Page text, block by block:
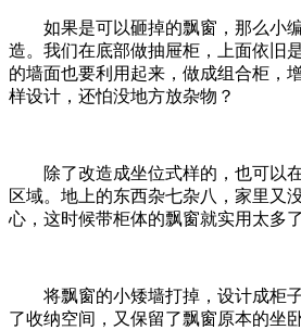
如果是可以砸掉的飘窗，那么小编
造。我们在底部做抽屉柜，上面依旧
的墙面也要利用起来，做成组合柜，
样设计，还怕没地方放杂物？
除了改造成坐位式样的，也可以在
区域。地上的东西杂七杂八，家里又
心，这时候带柜体的飘窗就实用太多了
将飘窗的小矮墙打掉，设计成柜子
了收纳空间，又保留了飘窗原本的坐